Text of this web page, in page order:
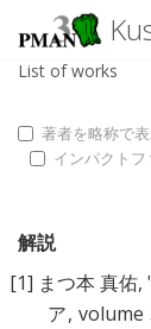
List of works
著者を略称で
インパクト
解説
[1] まつ本 真佑,
ア, volume